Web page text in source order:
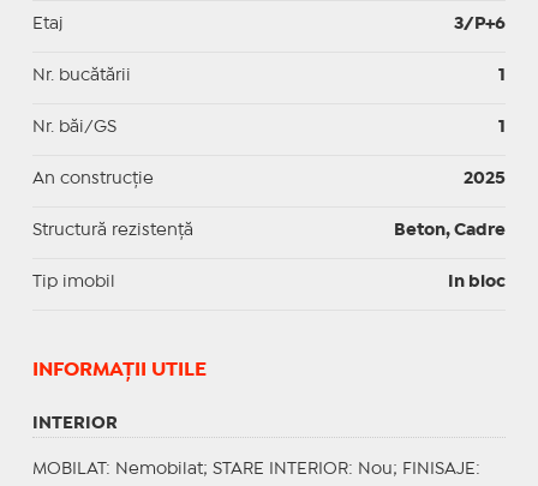
Etaj 3/P+6
Nr. bucătării 1
Nr. băi/GS 1
An construcție 2025
Structură rezistență Beton, Cadre
Tip imobil In bloc
INFORMAŢII UTILE
INTERIOR
MOBILAT : Nemobilat; STARE INTERIOR: Nou; FINISAJE :